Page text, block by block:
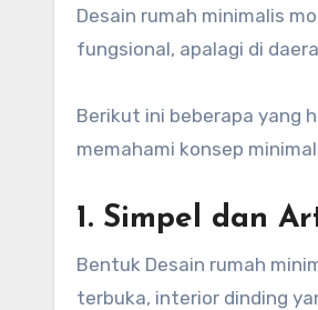
Desain rumah minimalis
fungsional, apalagi di
Berikut ini beberapa yang
memahami konsep
1. Simpel dan
Bentuk Desain rumah
terbuka, interior dinding